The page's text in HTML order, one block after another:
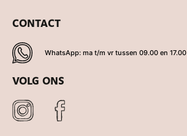
CONTACT
WhatsApp: ma t/m vr tussen 09.00 en 17.00
VOLG ONS